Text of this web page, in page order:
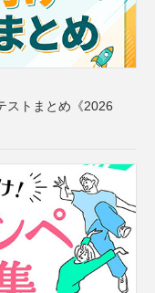
ストまとめ《2026